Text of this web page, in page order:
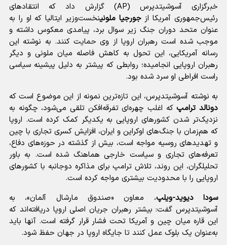
خبرگزاری آسوشیتدپرس (AP) گزارش داد که انتقادهای
رئیس‌جمهوری آمریکا ازجورجیا ملونینخست‌وزیر ایتالیا که او را به
عنوان متحد دوران جنگ زیر سوال برد، پیامدی معکوس داشته و
موجب شده است رهبران اروپا از وی حمایت کنند. به نوشته این
رسانه آمریکایی، این تحول به کاهش فاصله میان ملونی و دیگر
رهبران اروپایی انجامیده؛ روابطی که پیشتر به دلیل پیشینه سیاسی
راست افراطی او سرد شده بود.
به نوشته آسوشیتدپرس، این تازه‌ترین نمونه از این موضوع است که
دونالد ترامپکه اغلب چهره‌ای تفرقه‌افکن تلقی می‌شود، چگونه به
نزدیک‌تر شدن کشورهای اروپایی به یکدیگر کمک کرده است. اروپا
که هم‌زمان با جنگ‌های اوکراین و ایران، افزایش کسری تجاری با چین
و تهدیدهای روسیه مواجه است، بیش از گذشته در حوزه‌های دفاع،
تعرفه‌های تجاری و سیاست خارجی هماهنگ شده است. به باور
تحلیلگران، این روند، تلاش ترامپ برای مذاکره دوجانبه با کشورهای
اروپایی را با محدودیت بیشتری مواجه کرده است.
سودا دیوید-ویلپ، معاون «صندوق مارشال آلمان»، به
آسوشیتدپرس گفت: بیشتر رهبران جریان اصلی اروپا دریافته‌اند که
این قاره میان چین و آمریکا تحت فشار قرار گرفته است. آنها باید
به‌عنوان یک بلوک عمل کنند تا جایگاه اروپا در جهان حفظ شود.